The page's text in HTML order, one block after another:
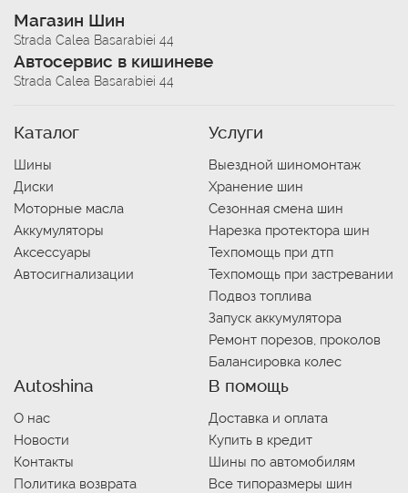
Магазин Шин
Strada Calea Basarabiei 44
Автосервис в кишиневе
Strada Calea Basarabiei 44
Каталог
Шины
Диски
Моторные масла
Аккумуляторы
Аксессуары
Автосигнализации
Услуги
Выездной шиномонтаж
Хранение шин
Сезонная смена шин
Нарезка протектора шин
Техпомощь при дтп
Техпомощь при застревании
Подвоз топлива
Запуск аккумулятора
Ремонт порезов, проколов
Балансировка колес
Autoshina
О нас
Новости
Контакты
Политика возврата
В помощь
Доставка и оплата
Купить в кредит
Шины по автомобилям
Все типоразмеры шин